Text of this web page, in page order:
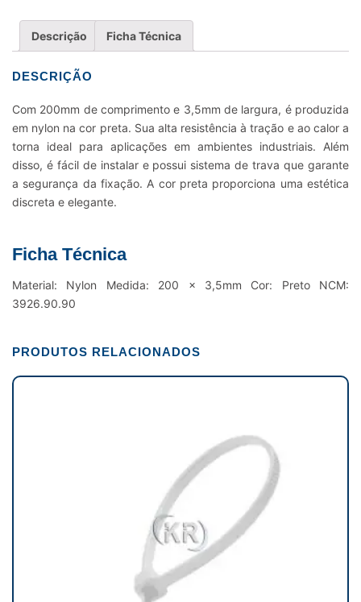
NYLON
K12L
200
3.5MM
PRETO
quantidade
Descrição Ficha Técnica
DESCRIÇÃO
Com 200mm de comprimento e 3,5mm de largura, é produzida
em nylon na cor preta. Sua alta resistência à tração e ao calor a
torna ideal para aplicações em ambientes industriais. Além
disso, é fácil de instalar e possui sistema de trava que garante
a segurança da fixação. A cor preta proporciona uma estética
discreta e elegante.
Ficha Técnica
Material: Nylon Medida: 200 x 3,5mm Cor: Preto NCM:
3926.90.90
PRODUTOS RELACIONADOS